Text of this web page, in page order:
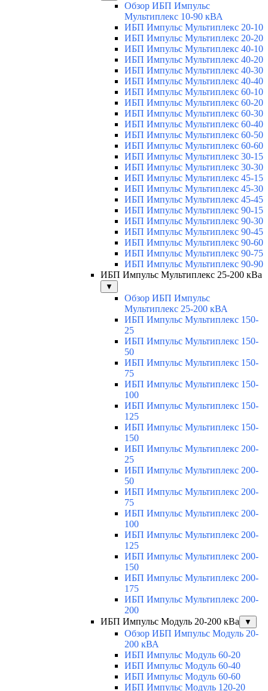
Обзор ИБП Импульс
Мультиплекс 10-90 кВА
ИБП Импульс Мультиплекс 20-10
ИБП Импульс Мультиплекс 20-20
ИБП Импульс Мультиплекс 40-10
ИБП Импульс Мультиплекс 40-20
ИБП Импульс Мультиплекс 40-30
ИБП Импульс Мультиплекс 40-40
ИБП Импульс Мультиплекс 60-10
ИБП Импульс Мультиплекс 60-20
ИБП Импульс Мультиплекс 60-30
ИБП Импульс Мультиплекс 60-40
ИБП Импульс Мультиплекс 60-50
ИБП Импульс Мультиплекс 60-60
ИБП Импульс Мультиплекс 30-15
ИБП Импульс Мультиплекс 30-30
ИБП Импульс Мультиплекс 45-15
ИБП Импульс Мультиплекс 45-30
ИБП Импульс Мультиплекс 45-45
ИБП Импульс Мультиплекс 90-15
ИБП Импульс Мультиплекс 90-30
ИБП Импульс Мультиплекс 90-45
ИБП Импульс Мультиплекс 90-60
ИБП Импульс Мультиплекс 90-75
ИБП Импульс Мультиплекс 90-90
ИБП Импульс Мультиплекс 25-200 кВа
▼
Обзор ИБП Импульс
Мультиплекс 25-200 кВА
ИБП Импульс Мультиплекс 150-
25
ИБП Импульс Мультиплекс 150-
50
ИБП Импульс Мультиплекс 150-
75
ИБП Импульс Мультиплекс 150-
100
ИБП Импульс Мультиплекс 150-
125
ИБП Импульс Мультиплекс 150-
150
ИБП Импульс Мультиплекс 200-
25
ИБП Импульс Мультиплекс 200-
50
ИБП Импульс Мультиплекс 200-
75
ИБП Импульс Мультиплекс 200-
100
ИБП Импульс Мультиплекс 200-
125
ИБП Импульс Мультиплекс 200-
150
ИБП Импульс Мультиплекс 200-
175
ИБП Импульс Мультиплекс 200-
200
ИБП Импульс Модуль 20-200 кВа
▼
Обзор ИБП Импульс Модуль 20-
200 кВА
ИБП Импульс Модуль 60-20
ИБП Импульс Модуль 60-40
ИБП Импульс Модуль 60-60
ИБП Импульс Модуль 120-20